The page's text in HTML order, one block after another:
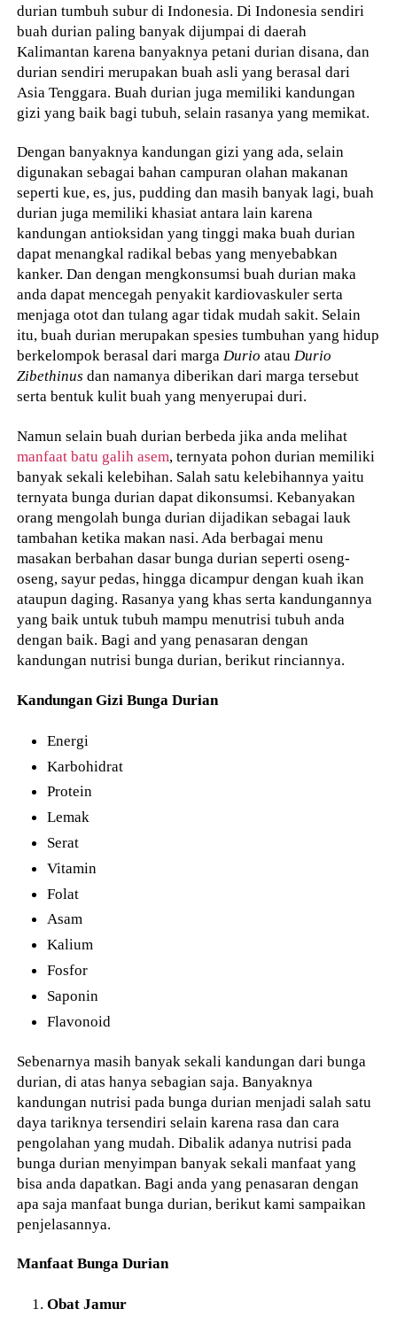
durian tumbuh subur di Indonesia. Di Indonesia sendiri
buah durian paling banyak dijumpai di daerah
Kalimantan karena banyaknya petani durian disana, dan
durian sendiri merupakan buah asli yang berasal dari
Asia Tenggara. Buah durian juga memiliki kandungan
gizi yang baik bagi tubuh, selain rasanya yang memikat.
Dengan banyaknya kandungan gizi yang ada, selain
digunakan sebagai bahan campuran olahan makanan
seperti kue, es, jus, pudding dan masih banyak lagi, buah
durian juga memiliki khasiat antara lain karena
kandungan antioksidan yang tinggi maka buah durian
dapat menangkal radikal bebas yang menyebabkan
kanker. Dan dengan mengkonsumsi buah durian maka
anda dapat mencegah penyakit kardiovaskuler serta
menjaga otot dan tulang agar tidak mudah sakit. Selain
itu, buah durian merupakan spesies tumbuhan yang hidup
berkelompok berasal dari margaDurio atauDurio
Zibethinus dan namanya diberikan dari marga tersebut
serta bentuk kulit buah yang menyerupai duri.
Namun selain buah durian berbeda jika anda melihat
manfaat batu galih asem, ternyata pohon durian memiliki
banyak sekali kelebihan. Salah satu kelebihannya yaitu
ternyata bunga durian dapat dikonsumsi. Kebanyakan
orang mengolah bunga durian dijadikan sebagai lauk
tambahan ketika makan nasi. Ada berbagai menu
masakan berbahan dasar bunga durian seperti oseng-
oseng, sayur pedas, hingga dicampur dengan kuah ikan
ataupun daging. Rasanya yang khas serta kandungannya
yang baik untuk tubuh mampu menutrisi tubuh anda
dengan baik. Bagi and yang penasaran dengan
kandungan nutrisi bunga durian, berikut rinciannya.
Kandungan Gizi Bunga Durian
Energi
Karbohidrat
Protein
Lemak
Serat
Vitamin
Folat
Asam
Kalium
Fosfor
Saponin
Flavonoid
Sebenarnya masih banyak sekali kandungan dari bunga
durian, di atas hanya sebagian saja. Banyaknya
kandungan nutrisi pada bunga durian menjadi salah satu
daya tariknya tersendiri selain karena rasa dan cara
pengolahan yang mudah. Dibalik adanya nutrisi pada
bunga durian menyimpan banyak sekali manfaat yang
bisa anda dapatkan. Bagi anda yang penasaran dengan
apa saja manfaat bunga durian, berikut kami sampaikan
penjelasannya.
Manfaat Bunga Durian
Obat Jamur